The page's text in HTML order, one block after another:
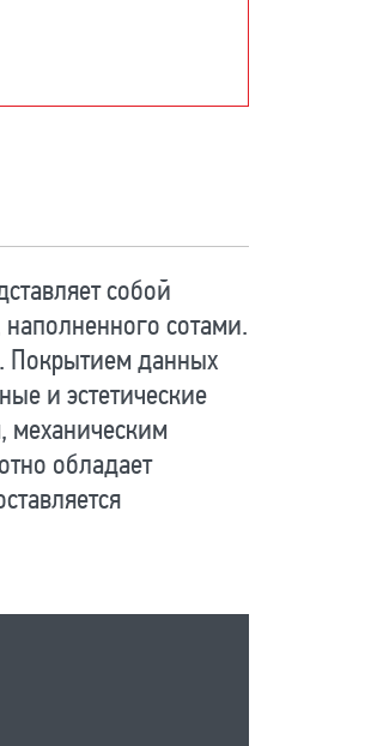
собой
сотами.
Покрытием данных
и эстетические
механическим
обладает